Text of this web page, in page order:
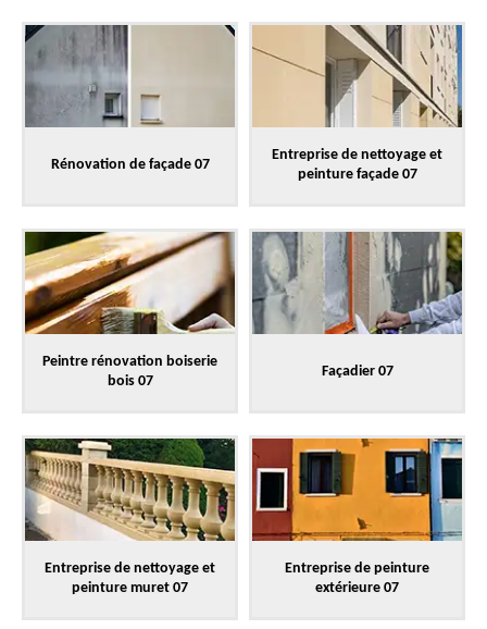
Rénovation de façade 07
Entreprise de nettoyage et
peinture façade 07
Peintre rénovation boiserie
bois 07
Façadier 07
Entreprise de nettoyage et
peinture muret 07
Entreprise de peinture
extérieure 07